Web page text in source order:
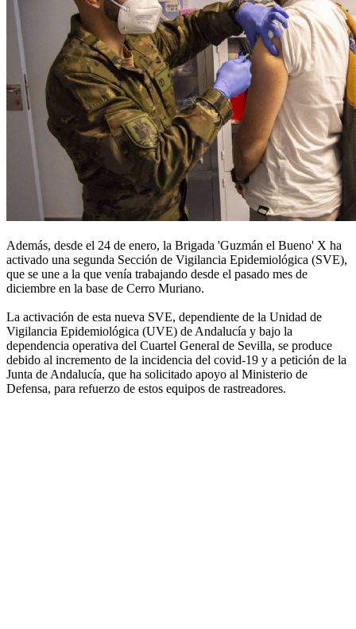
Además, desde el 24 de enero, la Brigada 'Guzmán el Bueno' X ha
activado una segunda Sección de Vigilancia Epidemiológica (SVE),
que se une a la que venía trabajando desde el pasado mes de
diciembre en la base de Cerro Muriano.
La activación de esta nueva SVE, dependiente de la Unidad de
Vigilancia Epidemiológica (UVE) de Andalucía y bajo la
dependencia operativa del Cuartel General de Sevilla, se produce
debido al incremento de la incidencia del covid-19 y a petición de la
Junta de Andalucía, que ha solicitado apoyo al Ministerio de
Defensa, para refuerzo de estos equipos de rastreadores.